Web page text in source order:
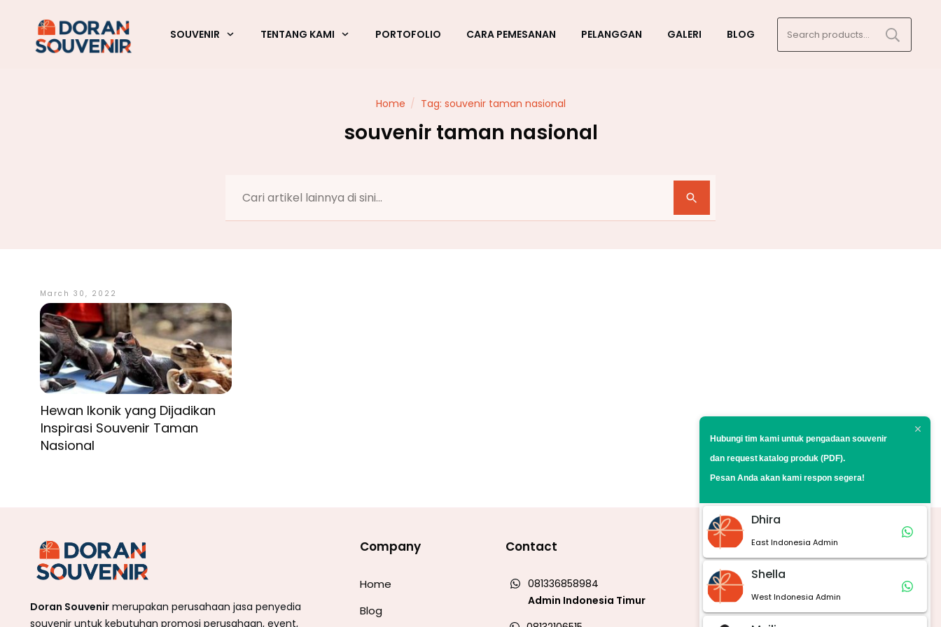
SOUVENIR TENTANG KAMI PORTOFOLIO CARA PEMESANAN PELANGGAN GALERI BLOG
for:
Home / Tag: souvenir taman nasional
souvenir taman nasional
March 30, 2022
Hewan Ikonik yang Dijadikan
Inspirasi Souvenir Taman
Nasional
Doran Souvenir merupakan perusahaan jasa penyedia
souvenir untuk kebutuhan promosi perusahaan, event,
Company
Home
Blog
Contact
081336858984
Admin Indonesia Timur
Marketplace
Hubungi tim kami untuk pengadaan souvenir
dan requestkatalog produk (PDF).
Pesan Anda akan kami respon segera!
Dhira
East Indonesia Admin
Shella
West Indonesia Admin